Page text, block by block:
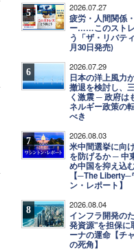
5 2026.07.27
疲労・人間関係
ー……このスト
う「ザ・リバテ
月30日発売)
6 2026.07.29
日本の洋上風力
撤退を検討し、
く激震 ─ 政府は
ネルギー政策の
べき
7 2026.08.03
米中間選挙に向
を防げるか ─ 中
め中国を抑え込
【─The Liberty─
ン・レポート】
8 2026.08.04
インフラ開発の
発資源"を担保に
ーナの運命【チ
の死角】